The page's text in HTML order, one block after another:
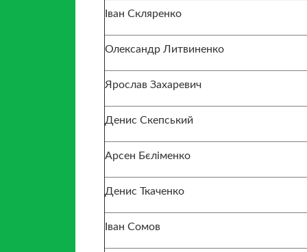
Іван Скляренко
Олександр Литвиненко
Ярослав Захаревич
Денис Скепський
Арсен Бєліменко
Денис Ткаченко
Іван Сомов